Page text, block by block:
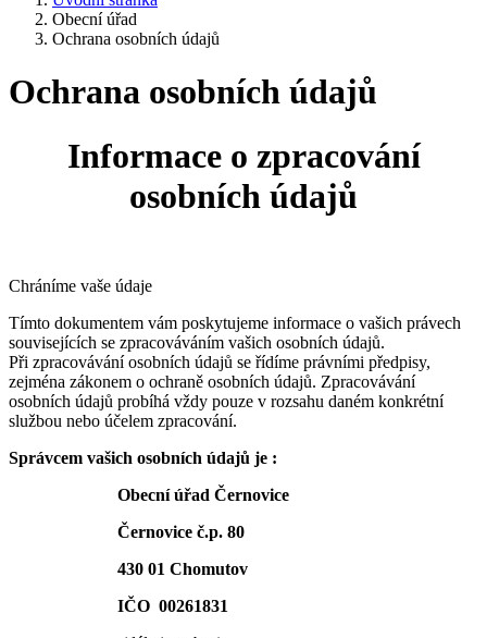
Obecní úřad
Ochrana osobních údajů
Ochrana osobních údajů
Informace o zpracování
osobních údajů
Chráníme vaše údaje
Tímto dokumentem vám poskytujeme informace o vašich právech
souvisejících se zpracováváním vašich osobních údajů.
Při zpracovávání osobních údajů se řídíme právními předpisy,
zejména zákonem o ochraně osobních údajů. Zpracovávání
osobních údajů probíhá vždy pouze v rozsahu daném konkrétní
službou nebo účelem zpracování.
Správcem vašich osobních údajů je :
Obecní úřad Černovice
Černovice č.p. 80
430 01 Chomutov
IČO 00261831